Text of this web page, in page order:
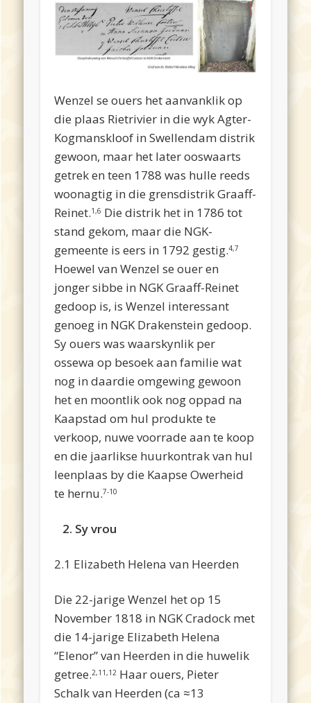
Wenzel se ouers het aanvanklik op
die plaas Rietrivier in die wyk Agter-
Kogmanskloof in Swellendam distrik
gewoon, maar het later ooswaarts
getrek en teen 1788 was hulle reeds
woonagtig in die grensdistrik Graaff-
Reinet.1,6 Die distrik het in 1786 tot
stand gekom, maar die NGK-
gemeente is eers in 1792 gestig.4,7
Hoewel van Wenzel se ouer en
jonger sibbe in NGK Graaff-Reinet
gedoop is, is Wenzel interessant
genoeg in NGK Drakenstein gedoop.
Sy ouers was waarskynlik per
ossewa op besoek aan familie wat
nog in daardie omgewing gewoon
het en moontlik ook nog oppad na
Kaapstad om hul produkte te
verkoop, nuwe voorrade aan te koop
en die jaarlikse huurkontrak van hul
leenplaas by die Kaapse Owerheid
te hernu.7-10
2. Sy vrou
2.1 Elizabeth Helena van Heerden
Die 22-jarige Wenzel het op 15
November 1818 in NGK Cradock met
die 14-jarige Elizabeth Helena
“Elenor” van Heerden in die huwelik
getree.2,11,12 Haar ouers, Pieter
Schalk van Heerden (ca ≈13